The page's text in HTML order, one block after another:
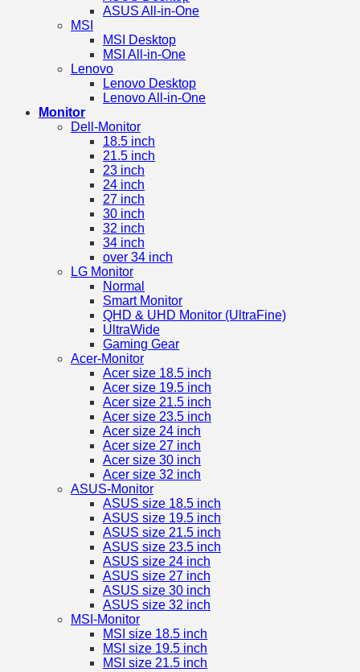
ASUS All-in-One
MSI
MSI Desktop
MSI All-in-One
Lenovo
Lenovo Desktop
Lenovo All-in-One
Monitor
Dell-Monitor
18.5 inch
21.5 inch
23 inch
24 inch
27 inch
30 inch
32 inch
34 inch
over 34 inch
LG Monitor
Normal
Smart Monitor
QHD & UHD Monitor (UltraFine)
UltraWide
Gaming Gear
Acer-Monitor
Acer size 18.5 inch
Acer size 19.5 inch
Acer size 21.5 inch
Acer size 23.5 inch
Acer size 24 inch
Acer size 27 inch
Acer size 30 inch
Acer size 32 inch
ASUS-Monitor
ASUS size 18.5 inch
ASUS size 19.5 inch
ASUS size 21.5 inch
ASUS size 23.5 inch
ASUS size 24 inch
ASUS size 27 inch
ASUS size 30 inch
ASUS size 32 inch
MSI-Monitor
MSI size 18.5 inch
MSI size 19.5 inch
MSI size 21.5 inch